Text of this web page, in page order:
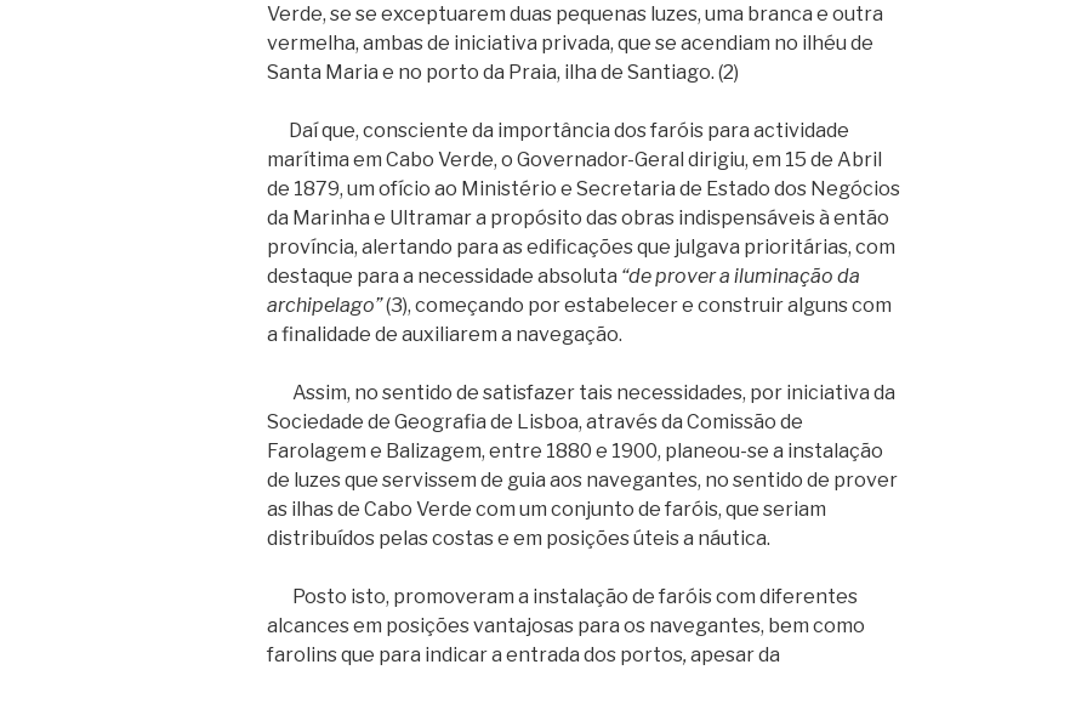
Verde, se se exceptuarem duas pequenas luzes, uma branca e outra
vermelha, ambas de iniciativa privada, que se acendiam no ilhéu de
Santa Maria e no porto da Praia, ilha de Santiago. (2)
Daí que, consciente da importância dos faróis para actividade
marítima em Cabo Verde, o Governador-Geral dirigiu, em 15 de Abril
de 1879, um ofício ao Ministério e Secretaria de Estado dos Negócios
da Marinha e Ultramar a propósito das obras indispensáveis à então
província, alertando para as edificações que julgava prioritárias, com
destaque para a necessidade absoluta “de prover a iluminação da
archipelago”(3), começando por estabelecer e construir alguns com
a finalidade de auxiliarem a navegação.
Assim, no sentido de satisfazer tais necessidades, por iniciativa da
Sociedade de Geografia de Lisboa, através da Comissão de
Farolagem e Balizagem, entre 1880 e 1900, planeou-se a instalação
de luzes que servissem de guia aos navegantes, no sentido de prover
as ilhas de Cabo Verde com um conjunto de faróis, que seriam
distribuídos pelas costas e em posições úteis a náutica.
Posto isto, promoveram a instalação de faróis com diferentes
alcances em posições vantajosas para os navegantes, bem como
farolins que para indicar a entrada dos portos, apesar da